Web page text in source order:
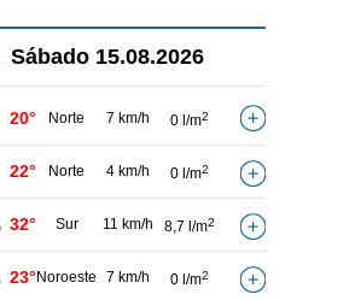
Sábado 15.08.2026
20° Norte 7 km/h 0 l/m2
22° Norte 4 km/h 0 l/m2
32° Sur 11 km/h 8,7 l/m2
23° Noroeste 7 km/h 0 l/m2